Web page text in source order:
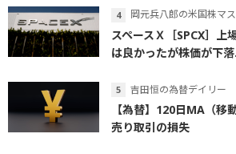
岡元兵八郎の米国株マ
スペースＸ［SPCX］上
は良かったが株価が下
吉田恒の為替デイリー
【為替】120日MA（移
売り取引の損失